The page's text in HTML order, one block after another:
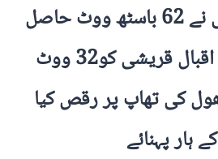
محمد کلیم قریشی نے 62 باسٹھ ووٹ حاصل
کئے جبکہ منصو ر اقبال قریشی کو32 ووٹ
کی تھاپ پر رقص کیا
ہار پہنائے